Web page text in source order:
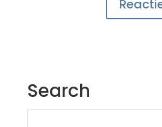
Search